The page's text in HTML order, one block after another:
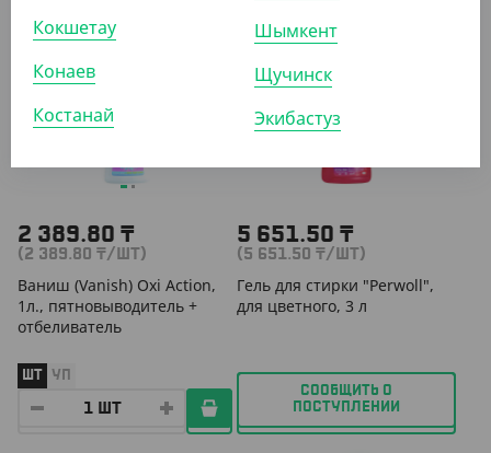
2 389.80 ₸
(2 389.80 ₸/ШТ)
Ваниш (Vanish) Oxi Action,
1л., пятновыводитель +
отбеливатель
ШТ УП
5 651.50 ₸
(5 651.50 ₸/ШТ)
Гель для стирки "Perwoll",
для цветного, 3 л
СООБЩИТЬ О
ПОСТУПЛЕНИИ
Кокшетау
Конаев
Костанай
Шымкент
Щучинск
Экибастуз